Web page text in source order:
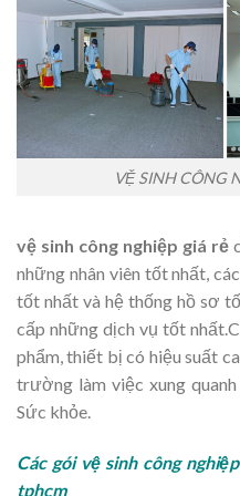
VỆ SINH CÔNG
vệ sinh công nghiệp giá rẻ
những nhân viên tốt nhất,
tốt nhất và hệ thống hồ sơ
cấp những dịch vụ tốt
phẩm, thiết bị có hiệu suất
trường làm việc xung
Sức khỏe.
Các gói vệ sinh công
tphcm